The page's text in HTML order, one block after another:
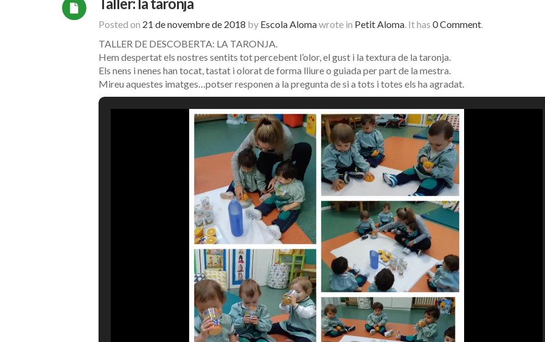
Posted on 21 de novembre de 2018 by Escola Alomawrote in Petit Aloma. It has 0 Comment.
TALLER DE DESCOBERTA: LA TARONJA.
Hem despertat els nostres sentits tot percebent l’olor, el gust i la textura de la taronja.
Els nens i nenes han tocat, tastat i olorat de forma lliure o guiada per part de la mestra.
Mireu aquestes imatges…potser responen a la pregunta de si a tots i totes els ha agradat.